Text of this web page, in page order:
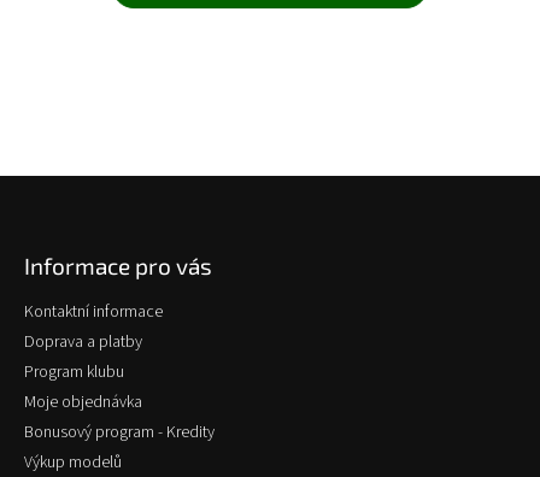
Informace pro vás
Kontaktní informace
Doprava a platby
Program klubu
Moje objednávka
Bonusový program - Kredity
Výkup modelů